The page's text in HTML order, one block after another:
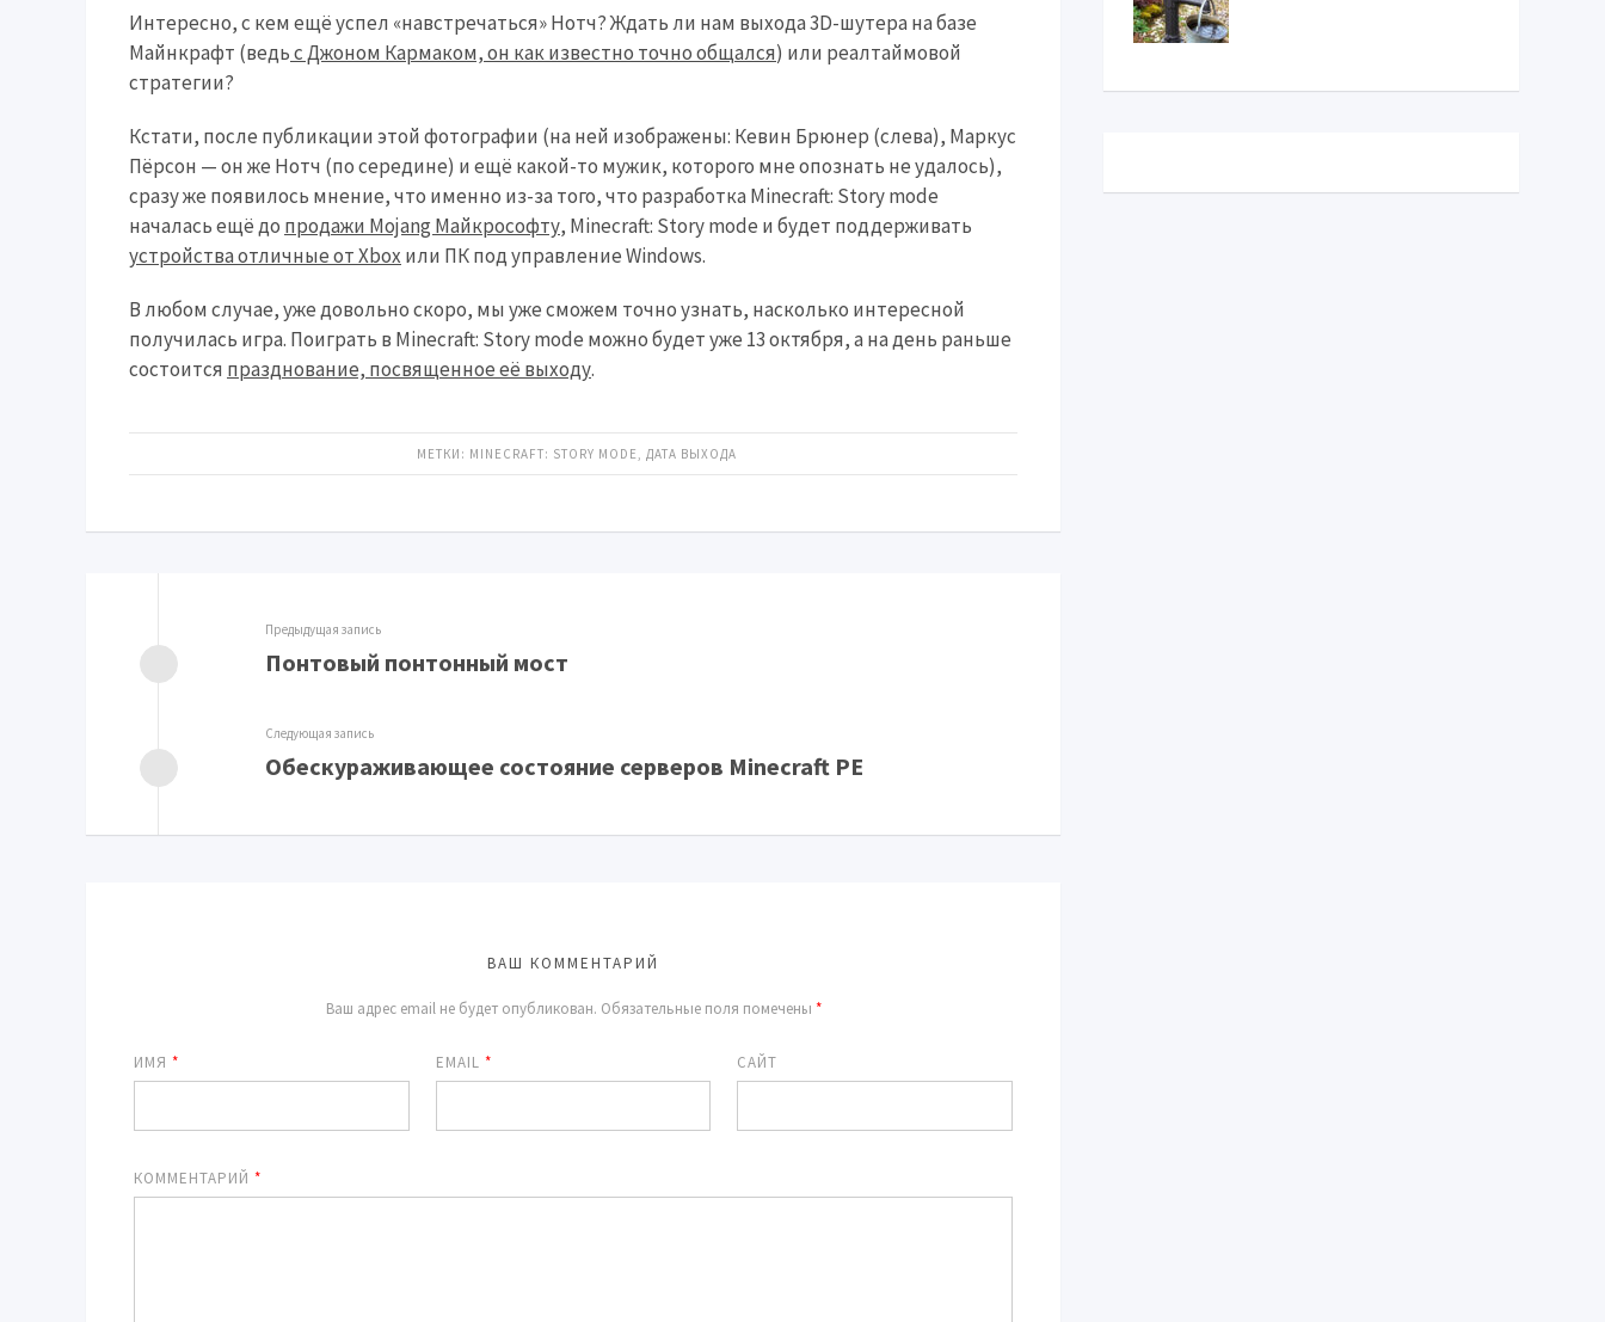
Интересно, с кем ещё успел «навстречаться» Нотч? Ждать ли нам выхода 3D-шутера на базе
Майнкрафт (ведьс Джоном Кармаком, он как известно точно общался) или реалтаймовой
стратегии?
Кстати, после публикации этой фотографии (на ней изображены: Кeвин Брюнер (слева), Маркус
Пёрсон — он же Нотч (по середине) и ещё какой-то мужик, которого мне опознать не удалось),
сразу же появилось мнение, что именно из-за того, что разработка Minecraft: Story mode
началась ещё до продажи Mojang Майкрософту, Minecraft: Story mode и будет поддерживать
устройства отличные от Xbox или ПК под управление Windows.
В любом случае, уже довольно скоро, мы уже сможем точно узнать, насколько интересной
получилась игра. Поиграть в Minecraft: Story mode можно будет уже 13 октября, а на день раньше
состоится празднование, посвященное её выходу.
МЕТКИ: MINECRAFT: STORY MODE, ДАТА ВЫХОДА
Предыдущая запись
Понтовый понтонный мост
Следующая запись
Обескураживающее состояние серверов Minecraft PE
ВАШ КОММЕНТАРИЙ
Ваш адрес email не будет опубликован. Обязательные поля помечены *
ИМЯ * EMAIL * САЙТ
КОММЕНТАРИЙ *